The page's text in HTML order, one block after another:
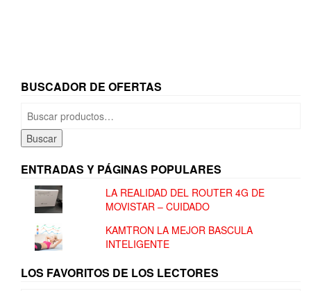
BUSCADOR DE OFERTAS
por:
Buscar
ENTRADAS Y PÁGINAS POPULARES
LA REALIDAD DEL ROUTER 4G DE
MOVISTAR – CUIDADO
KAMTRON LA MEJOR BASCULA
INTELIGENTE
LOS FAVORITOS DE LOS LECTORES